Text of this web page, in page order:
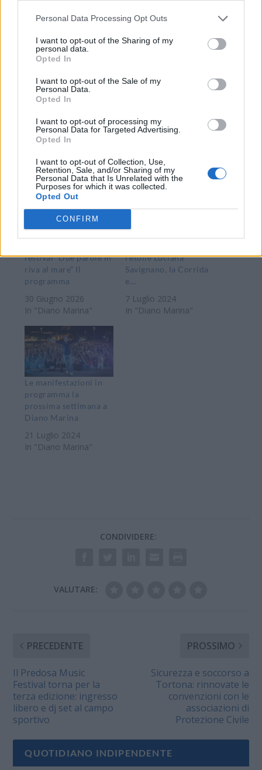
Personal Data Processing Opt Outs
I want to opt-out of the Sharing of my
personal data.
Opted In
I want to opt-out of the Sale of my
Personal Data.
Opted In
I want to opt-out of processing my
Personal Data for Targeted Advertising.
Opted In
I want to opt-out of Collection, Use,
Retention, Sale, and/or Sharing of my
Personal Data that Is Unrelated with the
Purposes for which it was collected.
Opted Out
CONFIRM
Condividi:
WhatsApp
Telegram
Libri, incontri e
festival “Due parole in
riva al mare” Il
programma
30 Giugno 2026
In "Diano Marina"
l’étoile Luciana
Savignano, la Corrida
e…
7 Luglio 2024
In "Diano Marina"
Le manifestazioni in
programma la
prossima settimana a
Diano Marina
21 Luglio 2024
In "Diano Marina"
CONDIVIDERE:
VALUTARE:
PRECEDENTE
Il Predosa Music
Festival torna per la
terza edizione: ingresso
libero e dj set al campo
sportivo
PROSSIMO
Sicurezza e soccorso a
Tortona: rinnovate le
convenzioni con le
associazioni di
Protezione Civile
QUOTIDIANO INDIPENDENTE